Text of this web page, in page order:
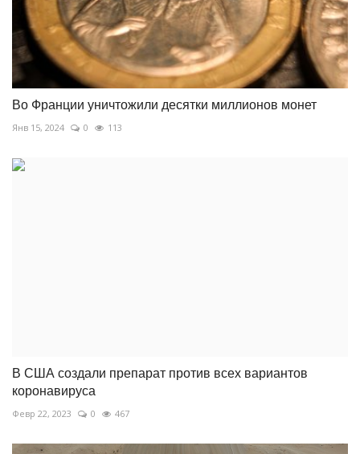
Во Франции уничтожили десятки миллионов монет
Янв 15, 2024 0 113
В США создали препарат против всех вариантов
коронавируса
Февр 22, 2023 0 467